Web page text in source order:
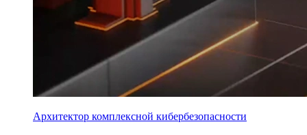
Архитектор комплексной кибербезопасности